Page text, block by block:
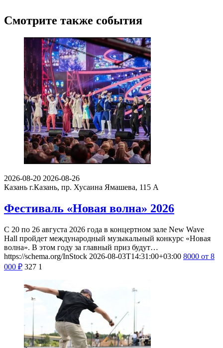
Смотрите также события
2026-08-20 2026-08-26
Казань г.Казань, пр. Хусаина Ямашева, 115 A
Фестиваль «Новая волна» 2026
С 20 по 26 августа 2026 года в концертном зале New Wave
Hall пройдет международный музыкальный конкурс «Новая
волна». В этом году за главный приз будут…
https://schema.org/InStock 2026-08-03T14:31:00+03:00 8000 от 8
000 ₽ 327 1